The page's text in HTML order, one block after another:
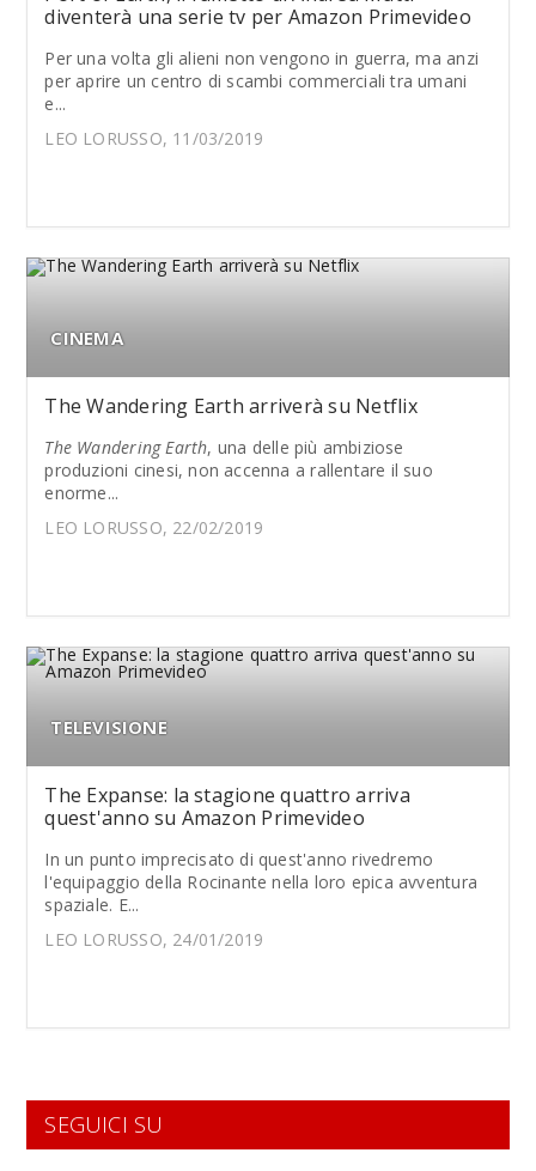
diventerà una serie tv per Amazon Primevideo
Per una volta gli alieni non vengono in guerra, ma anzi
per aprire un centro di scambi commerciali tra umani
e...
LEO LORUSSO, 11/03/2019
CINEMA
The Wandering Earth arriverà su Netflix
The Wandering Earth, una delle più ambiziose
produzioni cinesi, non accenna a rallentare il suo
enorme...
LEO LORUSSO, 22/02/2019
TELEVISIONE
The Expanse: la stagione quattro arriva
quest'anno su Amazon Primevideo
In un punto imprecisato di quest'anno rivedremo
l'equipaggio della Rocinante nella loro epica avventura
spaziale. E...
LEO LORUSSO, 24/01/2019
SEGUICI SU